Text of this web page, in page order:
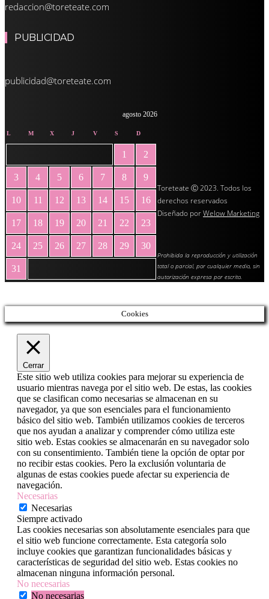
redaccion@toreteate.com
PUBLICIDAD
publicidad@toreteate.com
agosto 2026
L M X J V S D
1 2
3 4 5 6 7 8 9
10 11 12 13 14 15 16
17 18 19 20 21 22 23
24 25 26 27 28 29 30
31
Toreteate Ⓒ 2023. Todos los
derechos reservados
Diseñado porWelow Marketing
Prohibida la reproducción y utilización
total o parcial, por cualquier medio, sin
autorización expresa por escrito.
Cookies
Cerrar
Este sitio web utiliza cookies para mejorar su experiencia de
usuario mientras navega por el sitio web. De estas, las cookies
que se clasifican como necesarias se almacenan en su
navegador, ya que son esenciales para el funcionamiento
básico del sitio web. También utilizamos cookies de terceros
que nos ayudan a analizar y comprender cómo utiliza este
sitio web. Estas cookies se almacenarán en su navegador solo
con su consentimiento. También tiene la opción de optar por
no recibir estas cookies. Pero la exclusión voluntaria de
algunas de estas cookies puede afectar su experiencia de
navegación.
Necesarias
Necesarias
Siempre activado
Las cookies necesarias son absolutamente esenciales para que
el sitio web funcione correctamente. Esta categoría solo
incluye cookies que garantizan funcionalidades básicas y
características de seguridad del sitio web. Estas cookies no
almacenan ninguna información personal.
No necesarias
No necesarias